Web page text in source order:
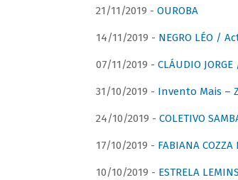
21/11/2019 - OUROBA
14/11/2019 - NEGRO LÉO /
07/11/2019 - CLÁUDIO
31/10/2019 - Invento Mais –
24/10/2019 - COLETIVO
17/10/2019 - FABIANA COZZA
10/10/2019 - ESTRELA